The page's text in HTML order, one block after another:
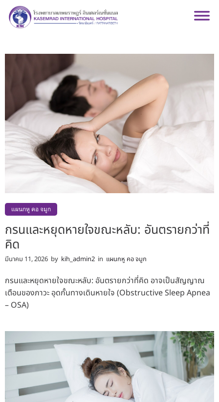
แผนกหู คอ จมูก
กรนและหยุดหายใจขณะหลับ: อันตรายกว่าที่
คิด
มีนาคม 11, 2026 by kih_admin2 in แผนกหู คอ จมูก
กรนและหยุดหายใจขณะหลับ: อันตรายกว่าที่คิด อาจเป็นสัญญาณ
เตือนของภาวะ อุดกั้นทางเดินหายใจ (Obstructive Sleep Apnea
– OSA)